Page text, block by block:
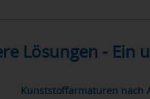
Lösungen -
Kunststoffarmaturen nach